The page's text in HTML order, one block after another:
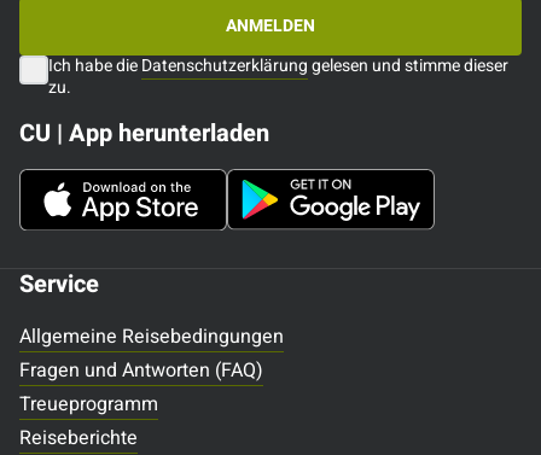
Service
Allgemeine Reisebedingungen
Fragen und Antworten (FAQ)
Treueprogramm
Reiseberichte
ANMELDEN
Ich habe dieDatenschutzerklärunggelesen und stimme dieser
zu.
CU | App herunterladen